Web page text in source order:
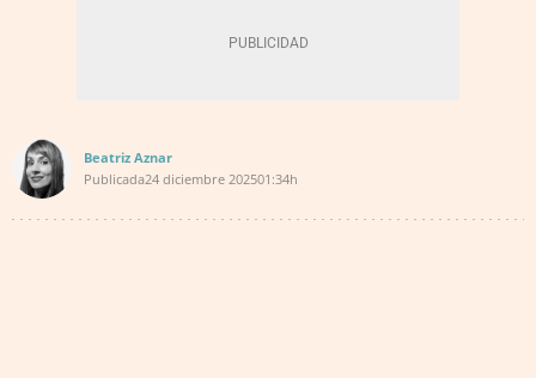
Beatriz Aznar
Publicada24 diciembre 202501:34h